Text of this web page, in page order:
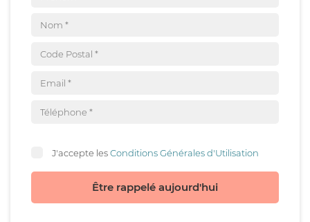
J'accepte lesConditions Générales d'Utilisation
Être rappelé aujourd'hui